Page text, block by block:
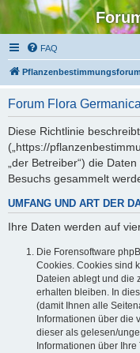
FAQ
Pflanzenbestimmungsforum
Forum Flora
Diese Richtlinie
(„https://
„der Betreiber“) die
Besuchs gesammelt
UMFANG UND ART DER
Ihre Daten werden auf
Die Forensoftware
Cookies. Cookies sind
Dateien ablegt und die
erhalten bleiben. In
(damit Ihnen alle
Informationen über die
dieser als gelesen/
Informationen über